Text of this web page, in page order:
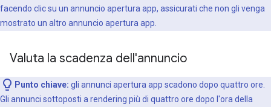
facendo clic su un annuncio apertura app, assicurati che non gli venga
mostrato un altro annuncio apertura app.
Valuta la scadenza dell'annuncio
Punto chiave: gli annunci apertura app scadono dopo quattro ore.
Gli annunci sottoposti a rendering più di quattro ore dopo l'ora della